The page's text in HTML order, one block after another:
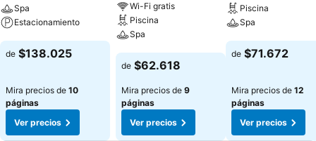
Spa
Estacionamiento
Ver precios
de $138.025
Mira precios de 10
páginas
Ver precios
Wi-Fi gratis
Piscina
Spa
Ver precios
de $62.618
Mira precios de 9
páginas
Ver precios
Piscina
Spa
Ver precios
de $71.672
Mira precios de 12
páginas
Ver precios